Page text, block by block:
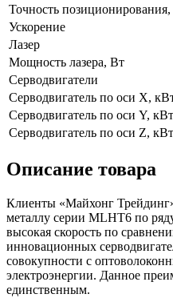
Точность
Ускорение
Лазер
Мощность лазера, Вт
Серводвигатели
Серводвигатель по оси X,
Серводвигатель по оси Y, кВт
Серводвигатель по оси Z, кВт
Описание товара
Клиенты «Майхонг
металлу серии MLHT6 по
высокая скорость по
инновационных
совокупности с
электроэнергии. Данное
единственным.